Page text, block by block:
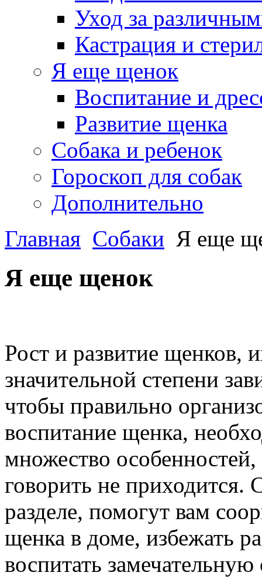
Уход за
Кастрация и
Я еще щенок
Воспитание и
Развитие щенка
Собака и ребенок
Гороскоп для собак
Дополнительно
Главная Собаки Я еще
Я еще щенок
Рост и развитие щенков,
значительной степени
чтобы правильно
воспитание щенка,
множество
говорить не приходится.
разделе, помогут вам
щенка в доме, избежать
воспитать замечательную